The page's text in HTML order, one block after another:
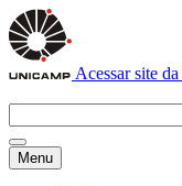
Acessar site
Menu